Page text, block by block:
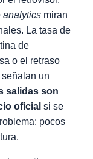
analytics miran
La tasa de
de
o el retraso
un
salidas son
oficial si se
pocos